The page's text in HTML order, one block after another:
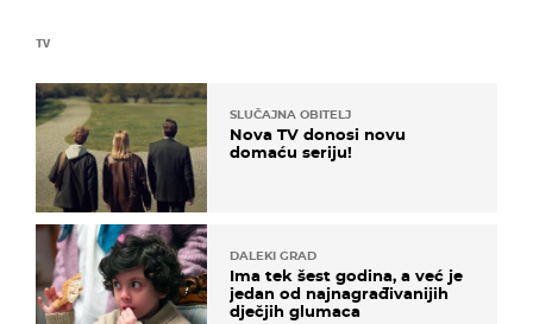
TV
SLUČAJNA OBITELJ
Nova TV donosi novu
domaću seriju!
DALEKI GRAD
Ima tek šest godina, a već je
jedan od najnagrađivanijih
dječjih glumaca